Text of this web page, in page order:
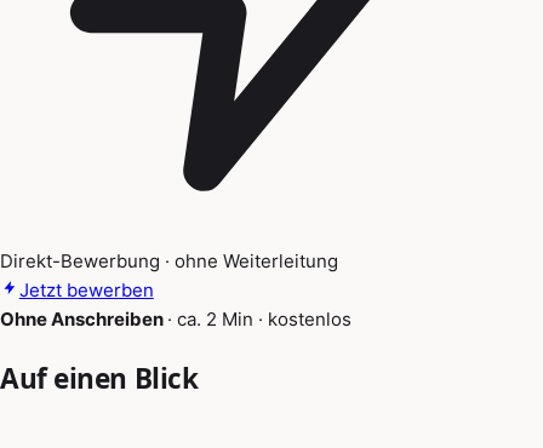
Direkt-Bewerbung · ohne Weiterleitung
Jetzt bewerben
Ohne Anschreiben · ca. 2 Min · kostenlos
Auf einen Blick